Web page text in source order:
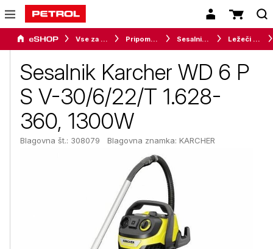
Vse za dom Pripomočki za čiščenje tal Sesalniki in parni čistilniki Ležeči sesalniki
Sesalnik Karcher WD 6 P
S V-30/6/22/T 1.628-
360, 1300W
Blagovna št.: 308079 Blagovna znamka: KARCHER